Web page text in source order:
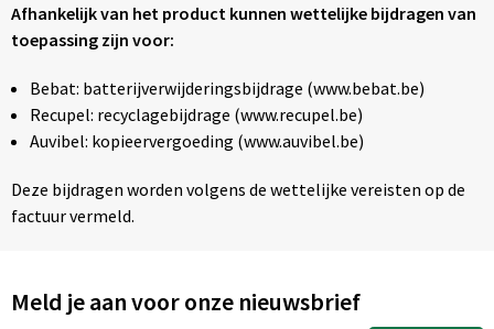
Afhankelijk van het product kunnen wettelijke bijdragen van
toepassing zijn voor:
Bebat: batterijverwijderingsbijdrage (www.bebat.be)
Recupel: recyclagebijdrage (www.recupel.be)
Auvibel: kopieervergoeding (www.auvibel.be)
Deze bijdragen worden volgens de wettelijke vereisten op de
factuur vermeld.
Meld je aan voor onze nieuwsbrief